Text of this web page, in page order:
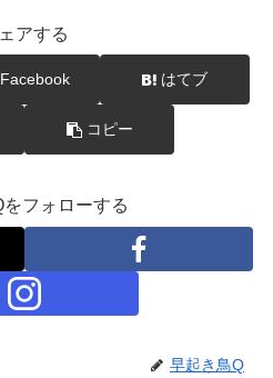
アする
Facebook はてブ
コピー
フォローする
早起き鳥Q